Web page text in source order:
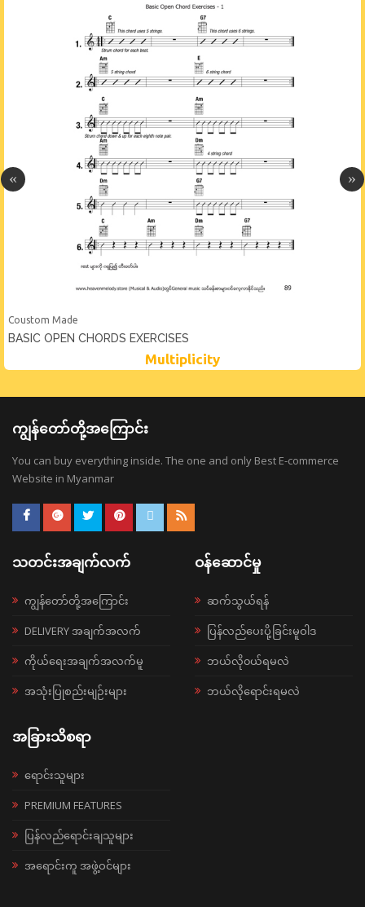
Coustom Made
BASIC OPEN CHORDS EXERCISES
Multiplicity
ကျွန်တော်တို့အကြောင်း
You can buy everything inside. The one and only Best E-commerce
Website in Myanmar
သတင်းအချက်လက်
ကျွန်တော်တို့အကြောင်း
DELIVERY အချက်အလက်
ကိုယ်ရေးအချက်အလက်မူ
အသုံးပြုစည်းမျဉ်းများ
ဝန်ဆောင်မှု
ဆက်သွယ်ရန်
ပြန်လည်ပေးပို့ခြင်းမူဝါဒ
ဘယ်လို၀ယ်ရမလဲ
ဘယ်လိုရောင်းရမလဲ
အခြားသိစရာ
ရောင်းသူများ
PREMIUM FEATURES
ပြန်လည်ရောင်းချသူများ
အရောင်းကူ အဖွဲ့ဝင်များ